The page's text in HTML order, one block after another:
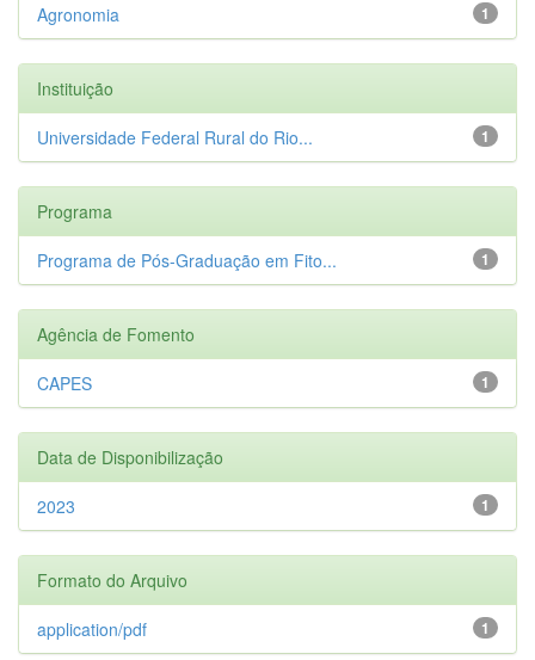
1
Agronomia
Instituição
1
Universidade Federal Rural do Rio...
Programa
1
Programa de Pós-Graduação em Fito...
Agência de Fomento
1
CAPES
Data de Disponibilização
1
2023
Formato do Arquivo
1
application/pdf